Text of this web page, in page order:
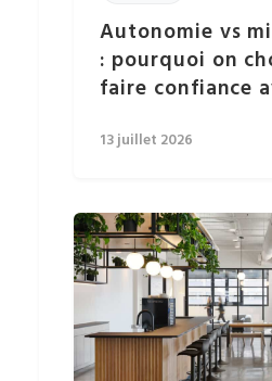
Autonomie vs
: pourquoi on
faire confiance
13 juillet 2026